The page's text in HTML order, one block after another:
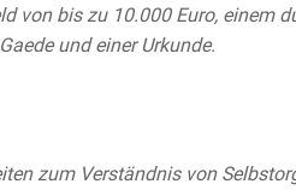
von bis zu 10.000 Euro, einem
und einer Urkunde.
zum Verständnis von